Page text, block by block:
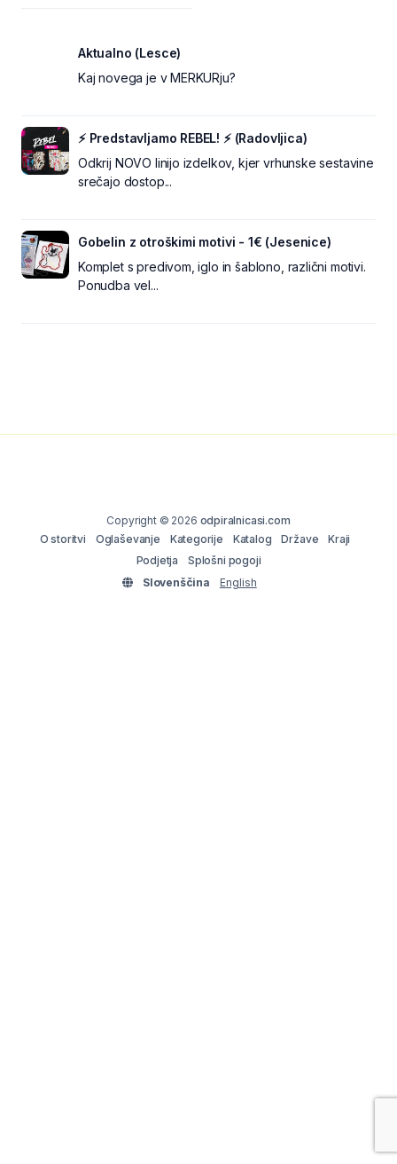
Aktualno (Lesce)
Kaj novega je v MERKURju?
⚡ Predstavljamo REBEL! ⚡ (Radovljica)
Odkrij NOVO linijo izdelkov, kjer vrhunske sestavine
srečajo dostop...
Gobelin z otroškimi motivi - 1€ (Jesenice)
Komplet s predivom, iglo in šablono, različni motivi.
Ponudba vel...
Copyright © 2026 odpiralnicasi.com
O storitvi
Oglaševanje Kategorije Katalog Države
Kraji
Podjetja
Splošni pogoji
Slovenščina
English